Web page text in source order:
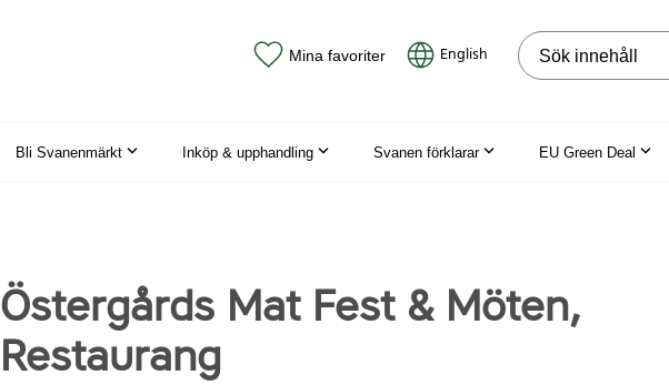
Mina favoriter English Sök på
Bli Svanenmärkt Inköp & upphandling Svanen förklarar EU Green Deal
Östergårds Mat Fest & Möten,
Restaurang